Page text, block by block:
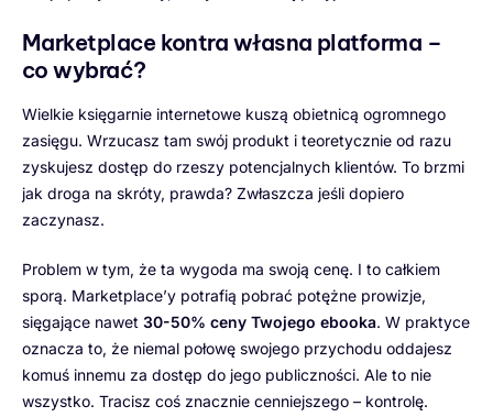
Marketplace kontra własna platforma –
co wybrać?
Wielkie księgarnie internetowe kuszą obietnicą ogromnego
zasięgu. Wrzucasz tam swój produkt i teoretycznie od razu
zyskujesz dostęp do rzeszy potencjalnych klientów. To brzmi
jak droga na skróty, prawda? Zwłaszcza jeśli dopiero
zaczynasz.
Problem w tym, że ta wygoda ma swoją cenę. I to całkiem
sporą. Marketplace’y potrafią pobrać potężne prowizje,
sięgające nawet 30-50% ceny Twojego ebooka. W praktyce
oznacza to, że niemal połowę swojego przychodu oddajesz
komuś innemu za dostęp do jego publiczności. Ale to nie
wszystko. Tracisz coś znacznie cenniejszego – kontrolę.